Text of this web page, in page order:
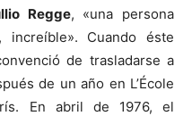
Regge, «una persona
increíble». Cuando éste
de trasladarse a
de un año en L’École
En abril de 1976, el